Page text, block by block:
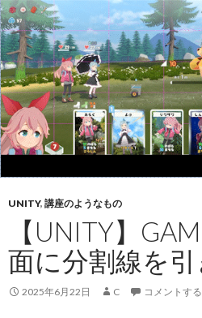
UNITY, 講座のようなもの
【UNITY】
面に分割線を
2025年6月22日 C コメントする